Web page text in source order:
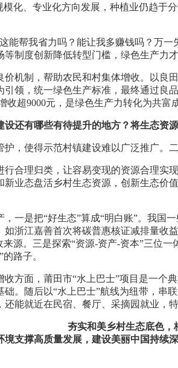
化、专业化方向发展，种植业仍趋
帮我省力吗？能让我多赚钱吗？万
制度创新降低转型门槛，绿色生产力
机制，帮助农民和村集体增收。以
领，统一绿色生产标准，最终通过
超9000元，是绿色生产力转化为共富
还有哪些有待提升的地方？将生态资
，使得示范村镇建设难以广泛推广。
合理归类，让容易变现的资源合理
业态盘活乡村生态资源，创新生态
一是把“好生态”算成“明白账”。我
浙江嘉善首次将碳普惠核证减排量收
源。三是探索“资源-资产-资本”三位
路子。
方面，莆田市“水上巴士”项目是一
。随后以“水上巴士”航线为纽带，
能就近在民宿、餐厅、采摘园就业，
夯实和美乡村生态底色，
支撑高质量发展，建设美丽中国持